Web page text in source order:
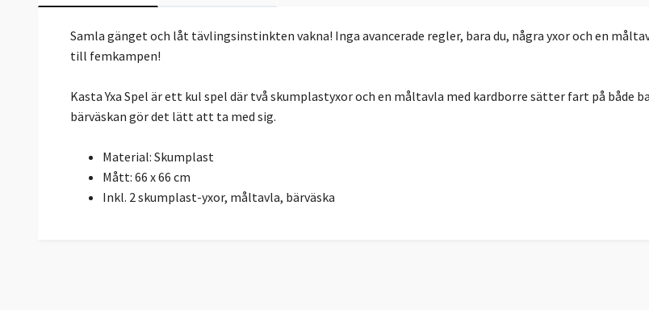
Samla gänget och låt tävlingsinstinkten vakna! Inga avancerade regler, bara du, några yxor och en
till femkampen!
Kasta Yxa Spel är ett kul spel där två skumplastyxor och en måltavla med kardborre sätter fart på både
bärväskan gör det lätt att ta med sig.
Material: Skumplast
Mått: 66 x 66 cm
Inkl. 2 skumplast-yxor, måltavla, bärväska